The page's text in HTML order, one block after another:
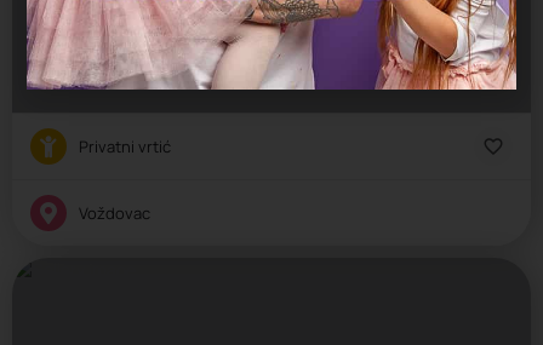
Maza i Lunja
Jaslice, Predškolsko, Vrtić
Vojvode Vlahovića 37v, Beograd, Srbija
Privatni vrtić
Voždovac